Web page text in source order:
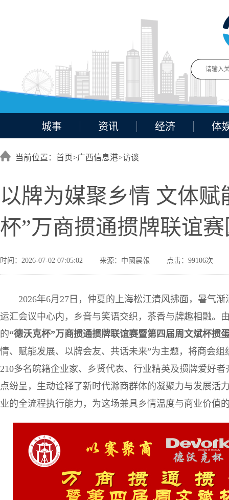
城事 资讯 经济 体
当前位置：首页>广西信息港>访谈
以牌为媒聚乡情 文体
杯”万商掼通掼牌联谊
时间：2026-07-02 07:05:02 来源：中國晨報 点击：99106次
2026年6月27日，仲夏的上海松江清风拂面，暑气
运汇会议中心内，乡音与笑语交织，茶香与牌趣相融。
的“德沃克杯”万商掼通掼牌联谊赛暨第四届周文斌杯掼
情、赋能发展、以牌会友、共话未来”为主题，将商会
210多名皖籍企业家、乡贤代表、行业精英及掼牌爱好
点纷呈，生动诠释了新时代滁商群体的凝聚力与发展活
业的全流程执行能力，为这场兼具乡情温度与商业价值